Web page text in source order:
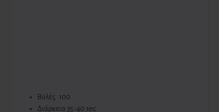
Βολές 100
Διάρκεια 35-40 sec